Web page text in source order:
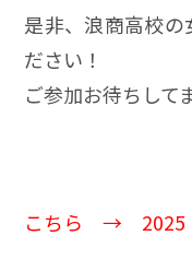
是非、浪商高校の
ださい！
ご参加お待ちして
こちら →